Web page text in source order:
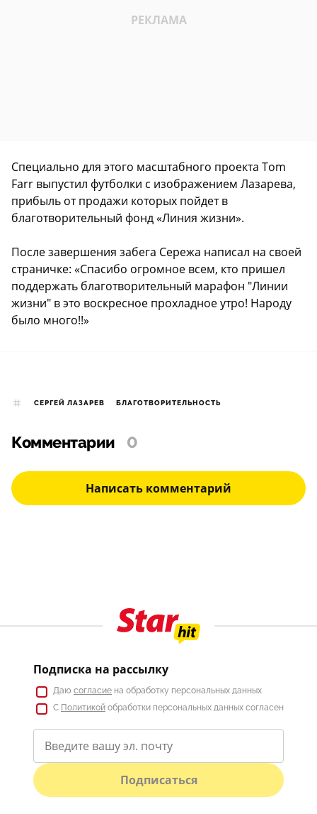
Специально для этого масштабного проекта Tom
Farr выпустил футболки с изображением Лазарева,
прибыль от продажи которых пойдет в
благотворительный фонд «Линия жизни».
После завершения забега Сережа написал на своей
страничке: «Спасибо огромное всем, кто пришел
поддержать благотворительный марафон "Линии
жизни" в это воскресное прохладное утро! Народу
было много!!»
СЕРГЕЙ ЛАЗАРЕВ БЛАГОТВОРИТЕЛЬНОСТЬ
Комментарии 0
Написать комментарий
Подписка на рассылку
Даю согласие на обработку персональных данных
С Политикой обработки персональных данных согласен
Подписаться